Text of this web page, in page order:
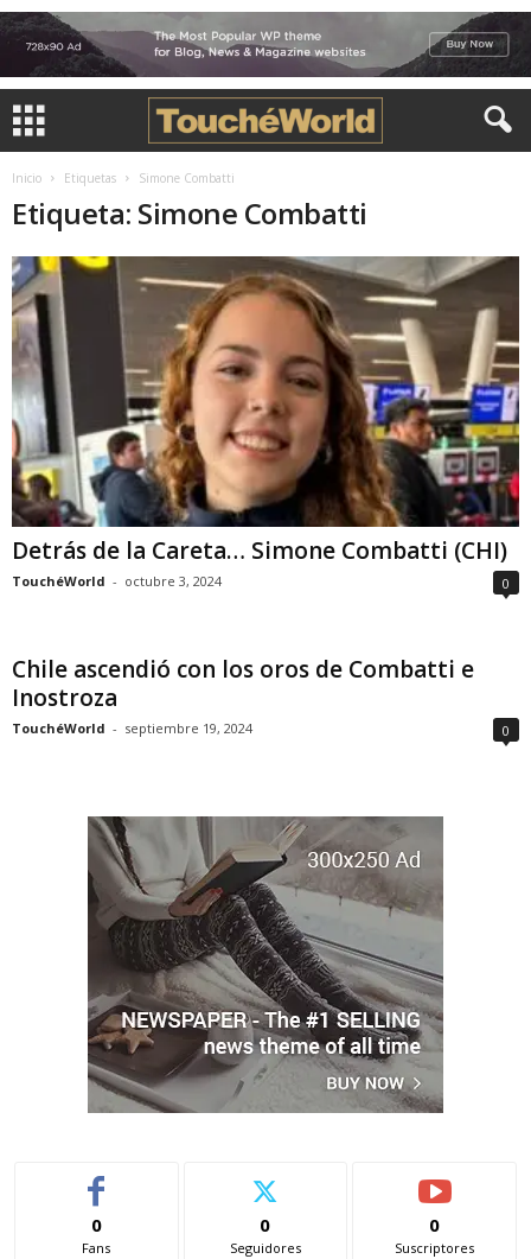
Inicio Etiquetas Simone Combatti
Etiqueta: Simone Combatti
Detrás de la Careta… Simone Combatti (CHI)
TouchéWorld - octubre 3, 2024 0
Chile ascendió con los oros de Combatti e
Inostroza
TouchéWorld - septiembre 19, 2024 0
0
Fans
0
Seguidores
0
Suscriptores